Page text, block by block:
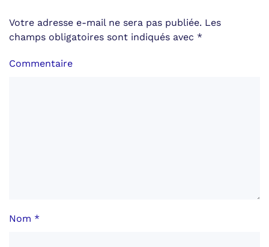
Votre adresse e-mail ne sera pas publiée. Les
champs obligatoires sont indiqués avec *
Commentaire
Nom *